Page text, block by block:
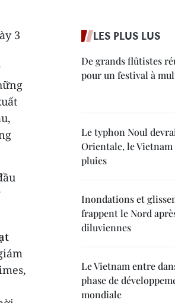
3
LES PLUS LUS
De grands flûtistes
pour un festival à
Le typhon Noul
Orientale, le Vietnam
pluies
Inondations et
frappent le Nord
diluviennes
Le Vietnam entre
phase de
mondiale